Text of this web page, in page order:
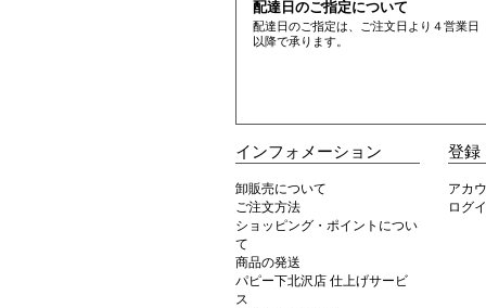
配達日のご指定について
配達日のご指定は、ご注文日より４営業日
以降で承ります。
インフォメーション
卸販売について
ご注文方法
ショッピング・ポイントについ
て
商品の発送
パピー下北沢店 仕上げサービ
ス
登録
アカ
ログ